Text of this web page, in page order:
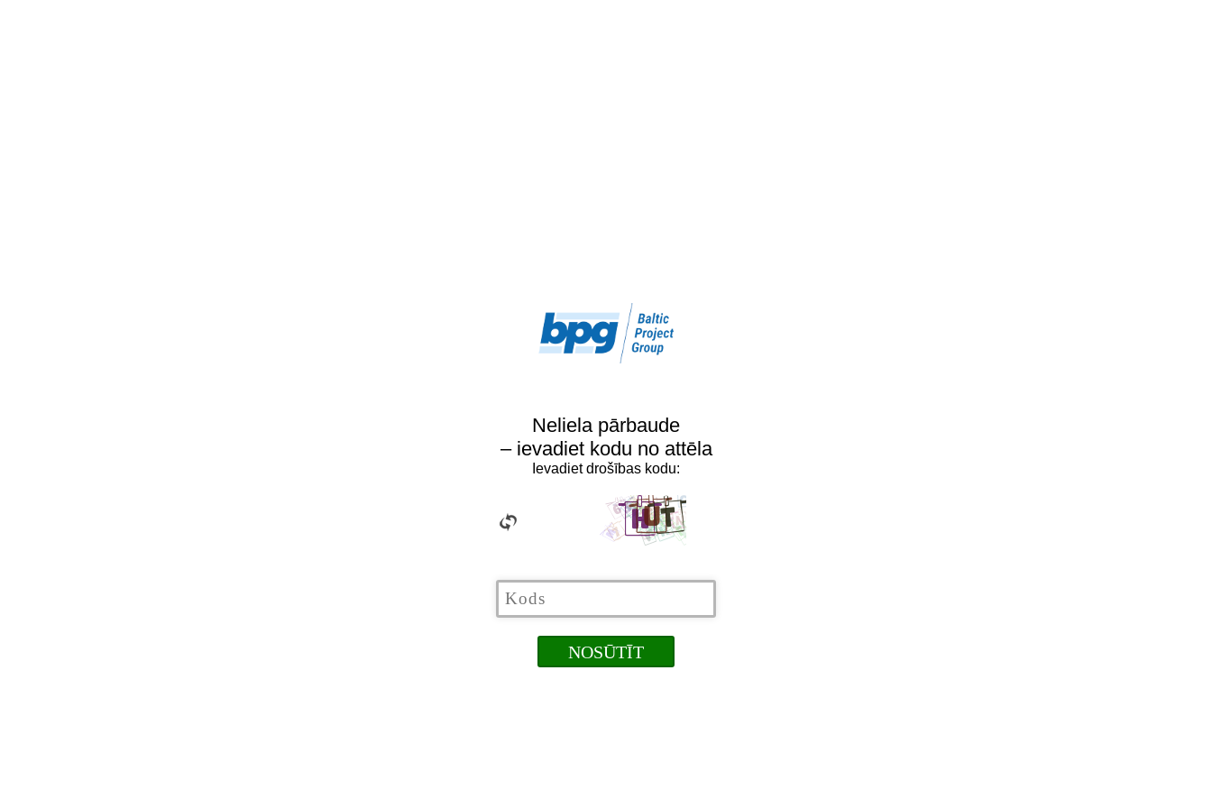
Neliela pārbaude
– ievadiet kodu no attēla
Ievadiet drošības kodu: